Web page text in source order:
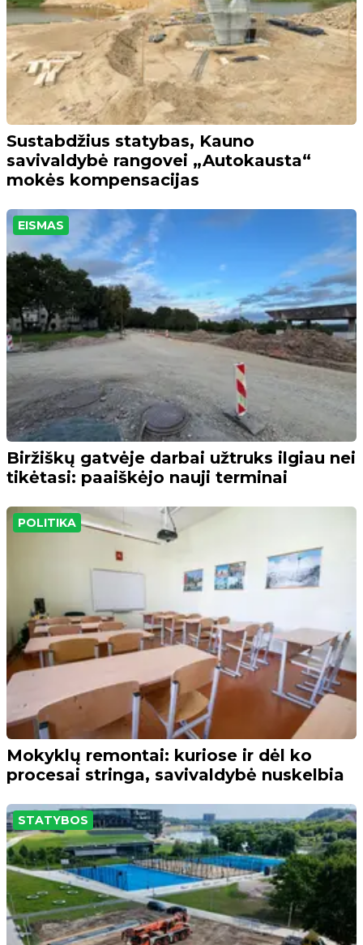
Sustabdžius statybas, Kauno
savivaldybė rangovei „Autokausta“
mokės kompensacijas
EISMAS
Biržiškų gatvėje darbai užtruks ilgiau nei
tikėtasi: paaiškėjo nauji terminai
POLITIKA
Mokyklų remontai: kuriose ir dėl ko
procesai stringa, savivaldybė nuskelbia
STATYBOS